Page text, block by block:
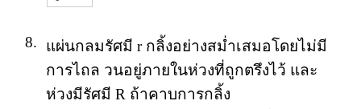
8.
แผ่นกลมรัศมี r กลิ้งอย่างสม่ำเสมอโดยไม่มี
การไถล วนอยู่ภายในห่วงที่ถูกตรึงไว้ และ
ห่วงมีรัศมี R ถ้าคาบการกลิ้ง